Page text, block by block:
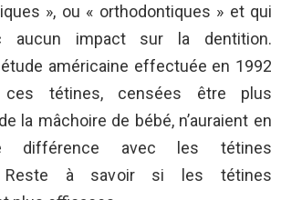
», ou « orthodontiques » et qui
aucun impact sur la dentition.
américaine effectuée en 1992
tétines, censées être plus
la mâchoire de bébé, n’auraient en
différence avec les tétines
Reste à savoir si les tétines